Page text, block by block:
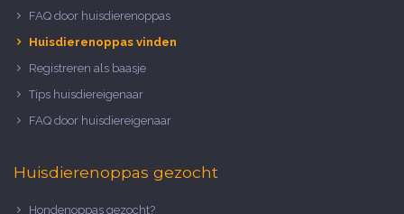
FAQ door huisdierenoppas
Huisdierenoppas vinden
Registreren als baasje
Tips huisdiereigenaar
FAQ door huisdiereigenaar
Huisdierenoppas gezocht
Hondenoppas gezocht?